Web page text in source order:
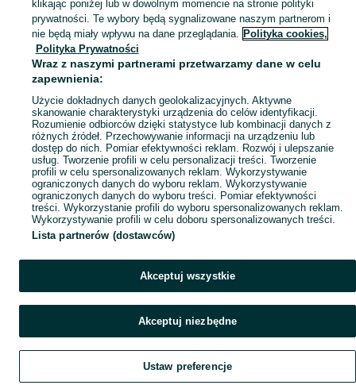
Mapa kategorii
Mapa miejscowości
Mapa ministron
Szukaj Obserwujesz Dodaj Czat Konto
klikając poniżej lub w dowolnym momencie na stronie polityki
prywatności. Te wybory będą sygnalizowane naszym partnerom i
nie będą miały wpływu na dane przeglądania. Polityka cookies,
Polityka Prywatności
Wraz z naszymi partnerami przetwarzamy dane w celu
zapewnienia:
Użycie dokładnych danych geolokalizacyjnych. Aktywne
skanowanie charakterystyki urządzenia do celów identyfikacji.
Rozumienie odbiorców dzięki statystyce lub kombinacji danych z
różnych źródeł. Przechowywanie informacji na urządzeniu lub
dostęp do nich. Pomiar efektywności reklam. Rozwój i ulepszanie
usług. Tworzenie profili w celu personalizacji treści. Tworzenie
profili w celu spersonalizowanych reklam. Wykorzystywanie
ograniczonych danych do wyboru reklam. Wykorzystywanie
ograniczonych danych do wyboru treści. Pomiar efektywności
treści. Wykorzystanie profili do wyboru spersonalizowanych reklam.
Wykorzystywanie profili w celu doboru spersonalizowanych treści.
Lista partnerów (dostawców)
Akceptuj wszystkie
Akceptuj niezbędne
Ustaw preferencje